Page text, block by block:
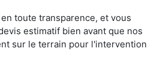
toute transparence, et vous
estimatif bien avant que nos
sur le terrain pour l'intervention